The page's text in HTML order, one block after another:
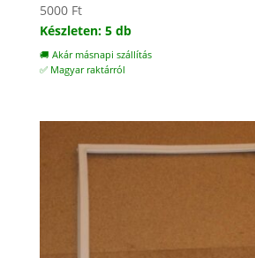
5000 Ft
Készleten: 5 db
🚚 Akár másnapi szállítás
✅ Magyar raktárról